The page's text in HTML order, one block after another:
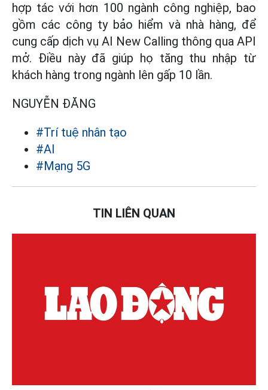
hợp tác với hơn 100 ngành công nghiệp, bao
gồm các công ty bảo hiểm và nhà hàng, để
cung cấp dịch vụ AI New Calling thông qua API
mở. Điều này đã giúp họ tăng thu nhập từ
khách hàng trong ngành lên gấp 10 lần.
NGUYỄN ĐĂNG
#Trí tuệ nhân tạo
#AI
#Mạng 5G
TIN LIÊN QUAN